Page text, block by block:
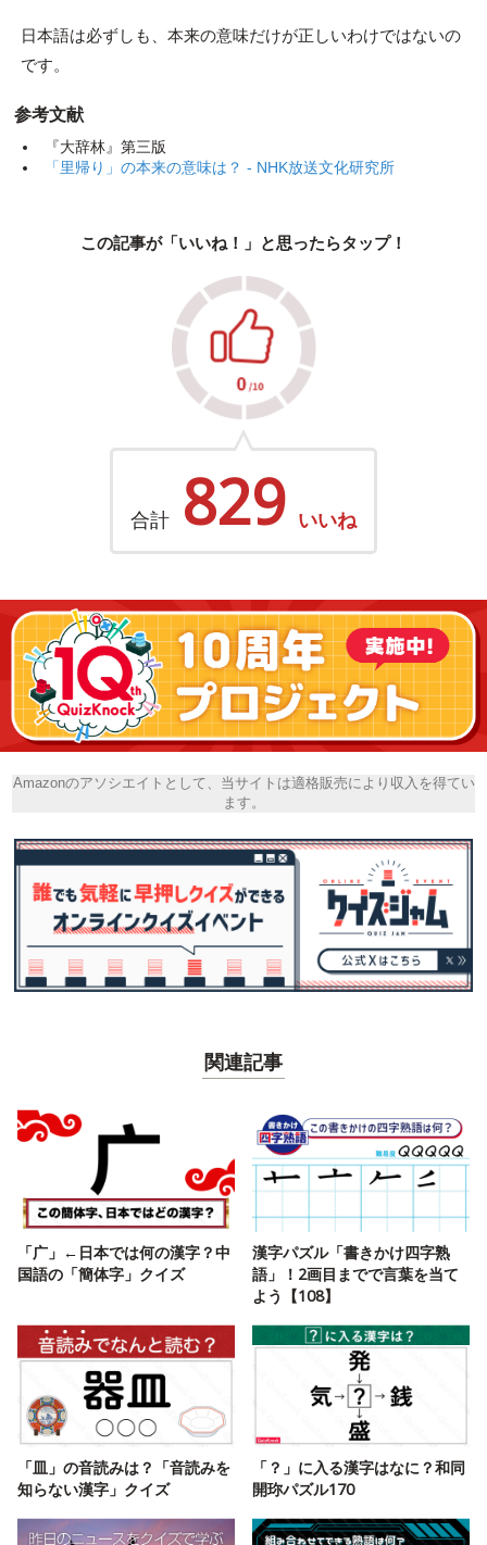
日本語は必ずしも、本来の意味だけが正しいわけではないの
です。
参考文献
『大辞林』第三版
「里帰り」の本来の意味は？ - NHK放送文化研究所
この記事が「いいね！」と思ったらタップ！
合計 829 いいね
Amazonのアソシエイトとして、当サイトは適格販売により収入を得てい
ます。
関連記事
「广」←日本では何の漢字？中
国語の「簡体字」クイズ
漢字パズル「書きかけ四字熟
語」！2画目までで言葉を当て
よう【108】
「皿」の音読みは？「音読みを
知らない漢字」クイズ
「？」に入る漢字はなに？和同
開珎パズル170